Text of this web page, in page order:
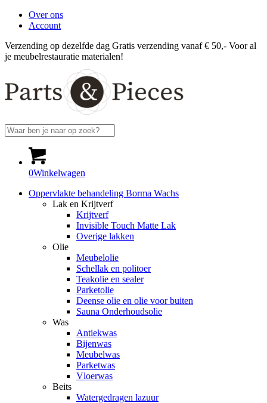
Over ons
Account
Verzending op dezelfde dag Gratis verzending vanaf € 50,- Voor al
je meubelrestauratie materialen!
0Winkelwagen
Oppervlakte behandeling Borma Wachs
Lak en Krijtverf
Krijtverf
Invisible Touch Matte Lak
Overige lakken
Olie
Meubelolie
Schellak en politoer
Teakolie en sealer
Parketolie
Deense olie en olie voor buiten
Sauna Onderhoudsolie
Was
Antiekwas
Bijenwas
Meubelwas
Parketwas
Vloerwas
Beits
Watergedragen lazuur